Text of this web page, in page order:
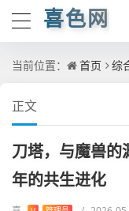
喜色网
当前位置： 首页 综
正文
刀塔，与魔兽
年的共生进化